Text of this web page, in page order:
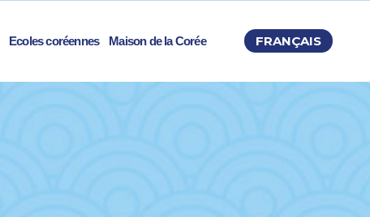
Ecoles coréennes Maison de la Corée FRANÇAIS